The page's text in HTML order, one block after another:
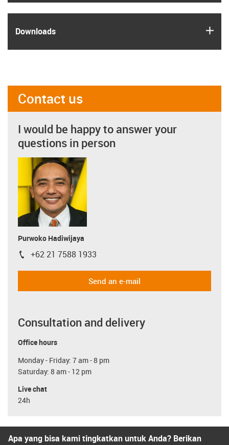
Downloads
Contact us
I would be happy to answer your
questions in person
Purwoko Hadiwijaya
igus-icon-phone
+62 21 7588 1933
Send an e-mail
Consultation and delivery
Office hours
Monday - Friday: 7 am - 8 pm
Saturday: 8 am - 12 pm
Live chat
24h
Apa yang bisa kami tingkatkan untuk Anda? Berikan